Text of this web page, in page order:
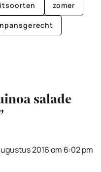
zomer
salade
2016 om 6:02 pm